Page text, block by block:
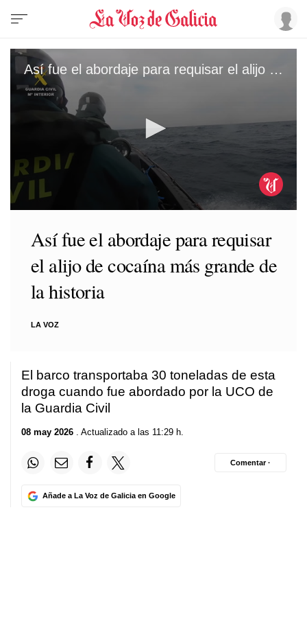
Así fue el abordaje para requisar el alijo de cocaína más grande de la historia
minutes,
Así fue el abordaje para requisar
el alijo de cocaína más grande de
la historia
LA VOZ
El barco transportaba 30 toneladas de esta
droga cuando fue abordado por la UCO de
la Guardia Civil
08 may 2026 . Actualizado a las 11:29 h.
Añade a La Voz de Galicia en Google
Comentar ·